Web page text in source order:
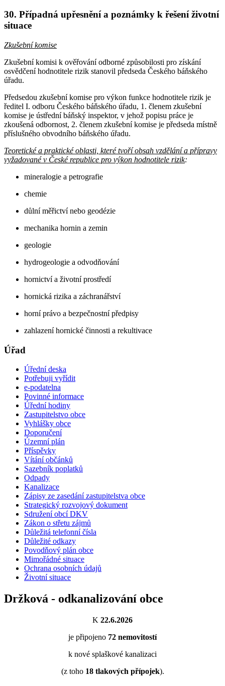
30. Případná upřesnění a poznámky k řešení životní
situace
Zkušební komise
Zkušební komisi k ověřování odborné způsobilosti pro získání
osvědčení hodnotitele rizik stanovil předseda Českého báňského
úřadu.
Předsedou zkušební komise pro výkon funkce hodnotitele rizik je
ředitel I. odboru Českého báňského úřadu, 1. členem zkušební
komise je ústřední báňský inspektor, v jehož popisu práce je
zkoušená odbornost, 2. členem zkušební komise je předseda místně
příslušného obvodního báňského úřadu.
Teoretické a praktické oblasti, které tvoří obsah vzdělání a přípravy
vyžadované v České republice pro výkon hodnotitele rizik:
mineralogie a petrografie
chemie
důlní měřictví nebo geodézie
mechanika hornin a zemin
geologie
hydrogeologie a odvodňování
hornictví a životní prostředí
hornická rizika a záchranářství
horní právo a bezpečnostní předpisy
zahlazení hornické činnosti a rekultivace
Úřad
Úřední deska
Potřebuji vyřídit
e-podatelna
Povinné informace
Úřední hodiny
Zastupitelstvo obce
Vyhlášky obce
Doporučení
Územní plán
Příspěvky
Vítání občánků
Sazebník poplatků
Odpady
Kanalizace
Zápisy ze zasedání zastupitelstva obce
Strategický rozvojový dokument
Sdružení obcí DKV
Zákon o střetu zájmů
Důležitá telefonní čísla
Důležité odkazy
Povodňový plán obce
Mimořádné situace
Ochrana osobních údajů
Životní situace
Držková - odkanalizování obce
K 22.6.2026
je připojeno 72 nemovitostí
k nové splaškové kanalizaci
(z toho 18tlakových přípojek).